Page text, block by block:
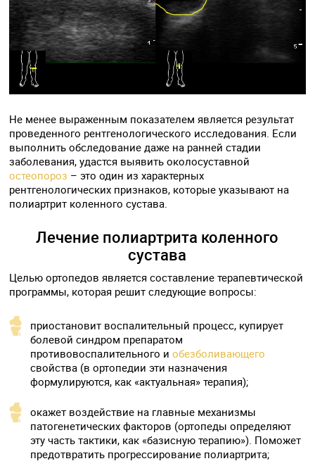
Не менее выраженным показателем является результат
проведенного рентгенологического исследования. Если
выполнить обследование даже на ранней стадии
заболевания, удастся выявить околосуставной
остеопороз – это один из характерных
рентгенологических признаков, которые указывают на
полиартрит коленного сустава.
Лечение полиартрита коленного
сустава
Целью ортопедов является составление терапевтической
программы, которая решит следующие вопросы:
приостановит воспалительный процесс, купирует
болевой синдром препаратом
противовоспалительного иобезболивающего
свойства (в ортопедии эти назначения
формулируются, как «актуальная» терапия);
окажет воздействие на главные механизмы
патогенетических факторов (ортопеды определяют
эту часть тактики, как «базисную терапию»). Поможет
предотвратить прогрессирование полиартрита;